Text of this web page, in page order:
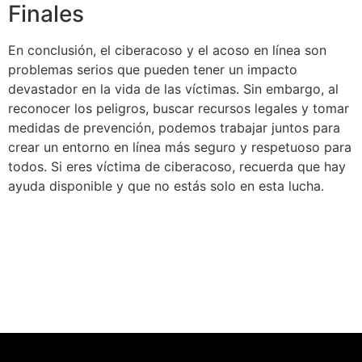
Finales
En conclusión, el ciberacoso y el acoso en línea son
problemas serios que pueden tener un impacto
devastador en la vida de las víctimas. Sin embargo, al
reconocer los peligros, buscar recursos legales y tomar
medidas de prevención, podemos trabajar juntos para
crear un entorno en línea más seguro y respetuoso para
todos. Si eres víctima de ciberacoso, recuerda que hay
ayuda disponible y que no estás solo en esta lucha.